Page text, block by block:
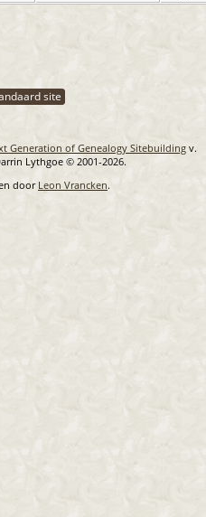
site
Generation of Genealogy Sitebuilding v.
Lythgoe © 2001-2026.
door Leon Vrancken.